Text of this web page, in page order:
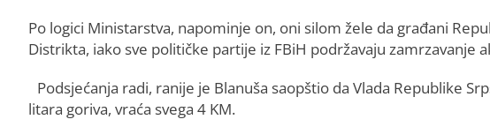
Po logici Ministarstva, napominje on, oni silom žele da građani
Distrikta, iako sve političke partije iz FBiH podržavaju zamrzavanje
Podsjećanja radi, ranije je Blanuša saopštio da Vlada Republike
litara goriva, vraća svega 4 KM.